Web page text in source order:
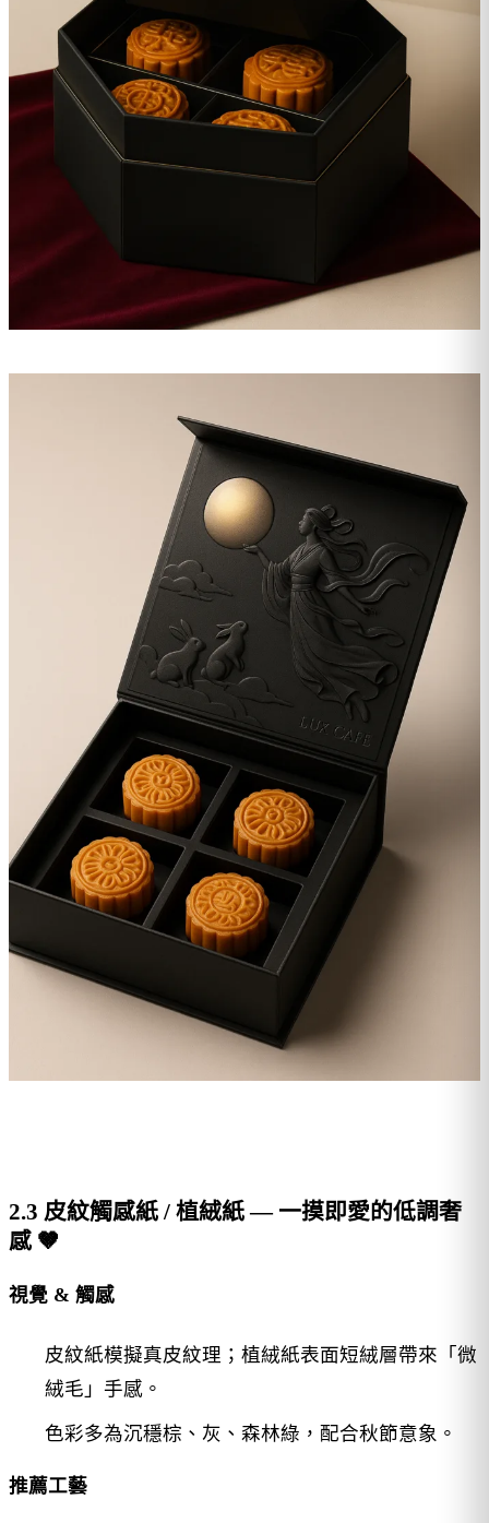
2.3 皮紋觸感紙 / 植絨紙 — 一摸即愛的低調奢
感 🤎
視覺 & 觸感
皮紋紙模擬真皮紋理；植絨紙表面短絨層帶來「微
絨毛」手感。
色彩多為沉穩棕、灰、森林綠，配合秋節意象。
推薦工藝